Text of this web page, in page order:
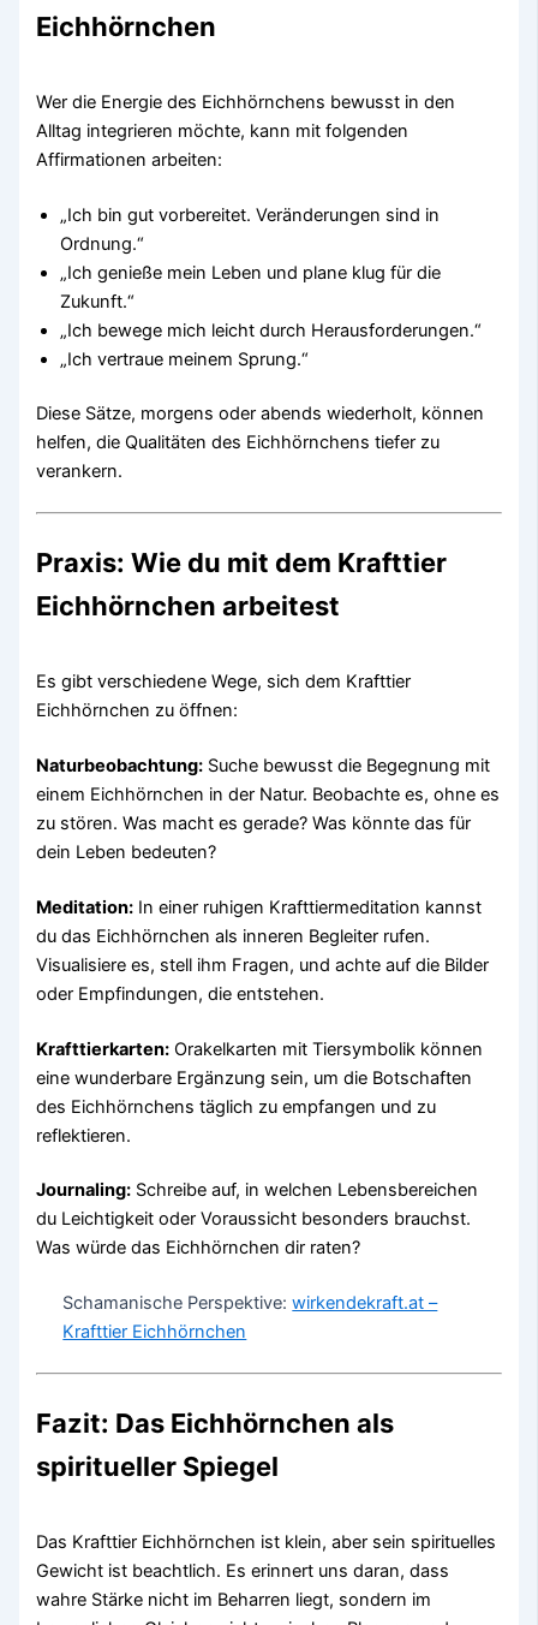
Eichhörnchen
Wer die Energie des Eichhörnchens bewusst in den
Alltag integrieren möchte, kann mit folgenden
Affirmationen arbeiten:
„Ich bin gut vorbereitet. Veränderungen sind in
Ordnung.“
„Ich genieße mein Leben und plane klug für die
Zukunft.“
„Ich bewege mich leicht durch Herausforderungen.“
„Ich vertraue meinem Sprung.“
Diese Sätze, morgens oder abends wiederholt, können
helfen, die Qualitäten des Eichhörnchens tiefer zu
verankern.
Praxis: Wie du mit dem Krafttier
Eichhörnchen arbeitest
Es gibt verschiedene Wege, sich dem Krafttier
Eichhörnchen zu öffnen:
Naturbeobachtung: Suche bewusst die Begegnung mit
einem Eichhörnchen in der Natur. Beobachte es, ohne es
zu stören. Was macht es gerade? Was könnte das für
dein Leben bedeuten?
Meditation: In einer ruhigen Krafttiermeditation kannst
du das Eichhörnchen als inneren Begleiter rufen.
Visualisiere es, stell ihm Fragen, und achte auf die Bilder
oder Empfindungen, die entstehen.
Krafttierkarten: Orakelkarten mit Tiersymbolik können
eine wunderbare Ergänzung sein, um die Botschaften
des Eichhörnchens täglich zu empfangen und zu
reflektieren.
Journaling: Schreibe auf, in welchen Lebensbereichen
du Leichtigkeit oder Voraussicht besonders brauchst.
Was würde das Eichhörnchen dir raten?
Schamanische Perspektive:wirkendekraft.at –
Krafttier Eichhörnchen
Fazit: Das Eichhörnchen als
spiritueller Spiegel
Das Krafttier Eichhörnchen ist klein, aber sein spirituelles
Gewicht ist beachtlich. Es erinnert uns daran, dass
wahre Stärke nicht im Beharren liegt, sondern im